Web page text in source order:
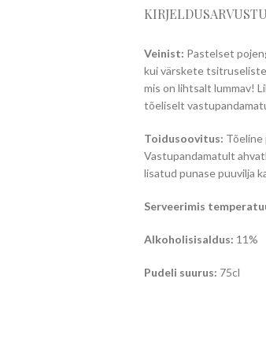
KIRJELDUS
Veinist: Pastelset
kui värskete tsitruseliste
mis on lihtsalt lummav!
tõeliselt
Toidusoovitus: Tõeline
Vastupandamatult
lisatud punase puuvilja
Serveerimis
Alkoholisisaldus: 11%
Pudeli suurus: 75cl